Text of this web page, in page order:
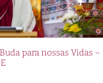
para nossas Vidas –